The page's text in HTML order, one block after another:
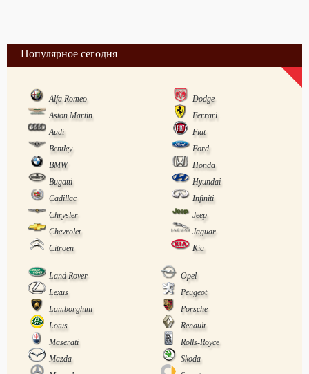
Популярное сегодня
Alfa Romeo
Dodge
Aston Martin
Ferrari
Audi
Fiat
Bentley
Ford
BMW
Honda
Bugatti
Hyundai
Cadillac
Infiniti
Chrysler
Jeep
Chevrolet
Jaguar
Citroen
Kia
Land Rover
Opel
Lexus
Peugeot
Lamborghini
Porsche
Lotus
Renault
Maserati
Rolls-Royce
Mazda
Skoda